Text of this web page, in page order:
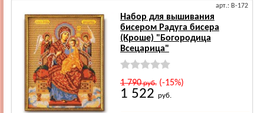
арт.: В-172
Набор для вышивания
бисером Радуга бисера
(Кроше) "Богородица
Всецарица"
1 790руб.(-15%)
1 522 руб.